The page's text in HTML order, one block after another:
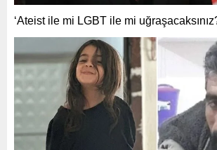
‘Ateist ile mi LGBT ile mi